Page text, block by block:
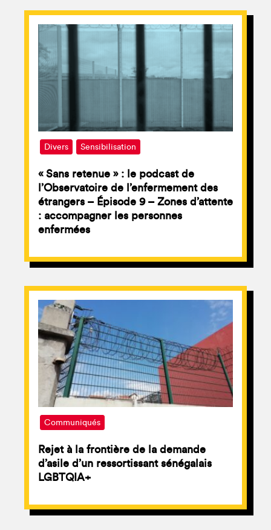
Divers Sensibilisation
« Sans retenue » : le podcast de
l’Observatoire de l’enfermement des
étrangers – Épisode 9 – Zones d’attente
: accompagner les personnes
enfermées
Communiqués
Rejet à la frontière de la demande
d’asile d’un ressortissant sénégalais
LGBTQIA+